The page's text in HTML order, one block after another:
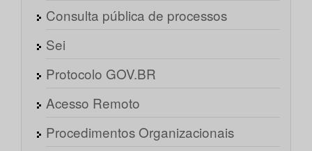
Consulta pública de processos
Sei
Protocolo GOV.BR
Acesso Remoto
Procedimentos Organizacionais